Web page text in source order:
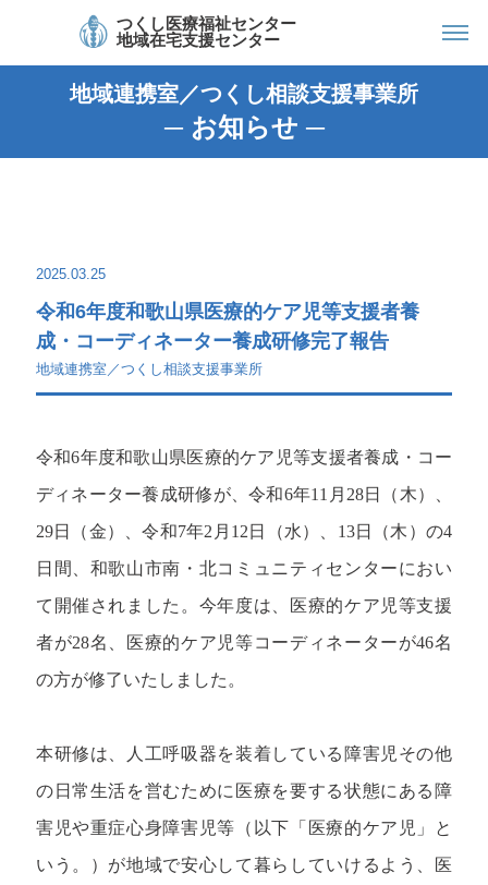
つくし医療福祉センター
地域在宅支援センター
地域連携室／つくし相談支援事業所
─ お知らせ ─
2025.03.25
令和6年度和歌山県医療的ケア児等支援者養
成・コーディネーター養成研修完了報告
地域連携室／つくし相談支援事業所
令和6年度和歌山県医療的ケア児等支援者養成・コー
ディネーター養成研修が、令和6年11月28日（木）、
29日（金）、令和7年2月12日（水）、13日（木）の4
日間、和歌山市南・北コミュニティセンターにおい
て開催されました。今年度は、医療的ケア児等支援
者が28名、医療的ケア児等コーディネーターが46名
の方が修了いたしました。
本研修は、人工呼吸器を装着している障害児その他
の日常生活を営むために医療を要する状態にある障
害児や重症心身障害児等（以下「医療的ケア児」と
いう。）が地域で安心して暮らしていけるよう、医